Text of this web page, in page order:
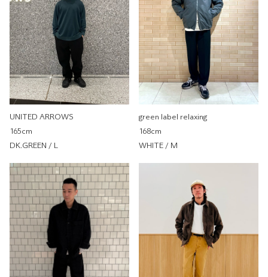
重量 重 輕
厚度 薄 厚
柔軟性 硬 軟
彈性 無彈性 彈性好
透明度 不透明 很透明
GLR 羅紋雙面布料上衣
UNITED ARROWS
UNITED ARROWS 微風南山
店
0cm
尺寸感 窄 寬
厚度 薄
UNITED ARROWS
165cm
DK.GREEN / L
green label relaxing
168cm
WHITE / M